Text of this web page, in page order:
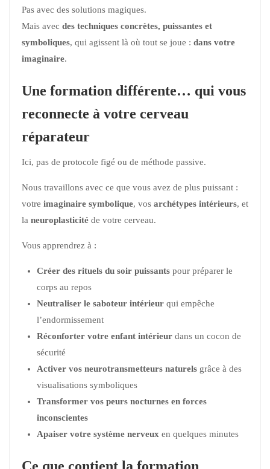
Pas avec des solutions magiques.
Mais avec des techniques concrètes, puissantes et
symboliques, qui agissent là où tout se joue : dans votre
imaginaire.
Une formation différente… qui vous
reconnecte à votre cerveau
réparateur
Ici, pas de protocole figé ou de méthode passive.
Nous travaillons avec ce que vous avez de plus puissant :
votre imaginaire symbolique, vos archétypes intérieurs, et
la neuroplasticité de votre cerveau.
Vous apprendrez à :
Créer des rituels du soir puissants pour préparer le
corps au repos
Neutraliser le saboteur intérieur qui empêche
l’endormissement
Réconforter votre enfant intérieur dans un cocon de
sécurité
Activer vos neurotransmetteurs naturels grâce à des
visualisations symboliques
Transformer vos peurs nocturnes en forces
inconscientes
Apaiser votre système nerveux en quelques minutes